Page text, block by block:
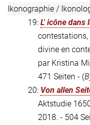
Ikonographie /
19: L' icône dans
divine en
par Kristina
471 Seiten - (
20: Von allen
Aktstudie
2018. - 504